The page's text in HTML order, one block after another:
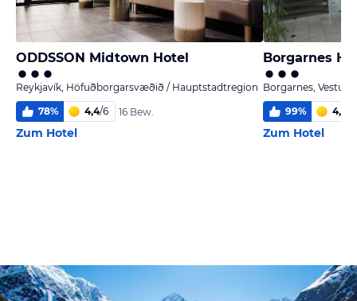
ODDSSON Midtown Hotel
Reykjavík, Höfuðborgarsvæðið / Hauptstadtregion
78% 4,4/6 16 Bew.
Zum Hotel
Borgarnes HI
Borgarnes,
99% 4,8
Zum Hotel